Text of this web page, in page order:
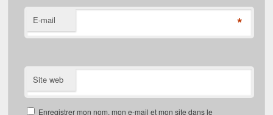
E-mail *
Site web
Enregistrer mon nom, mon e-mail et mon site dans le